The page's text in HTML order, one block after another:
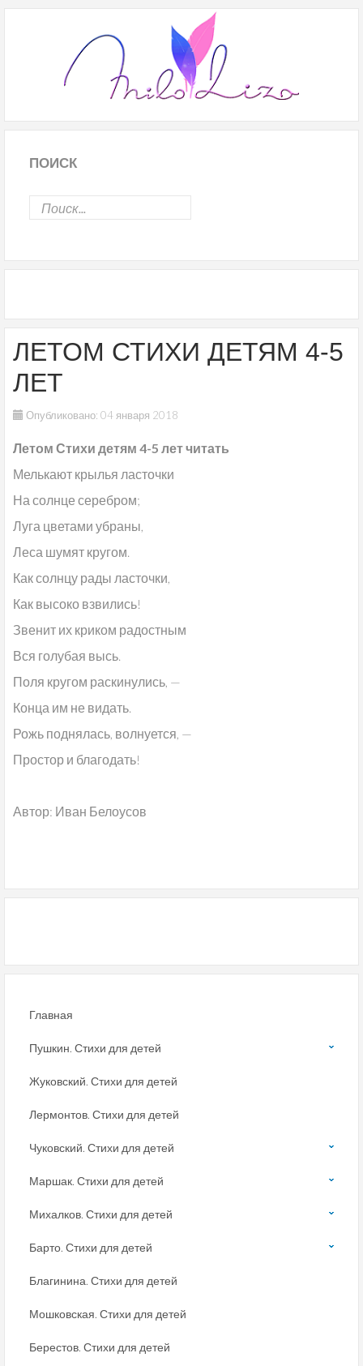
ПОИСК
ЛЕТОМ СТИХИ ДЕТЯМ 4-5
ЛЕТ
Опубликовано: 04 января 2018
Летом Стихи детям 4-5 лет читать
Мелькают крылья ласточки
На солнце серебром;
Луга цветами убраны,
Леса шумят кругом.
Как солнцу рады ласточки,
Как высоко взвились!
Звенит их криком радостным
Вся голубая высь.
Поля кругом раскинулись, —
Конца им не видать.
Рожь поднялась, волнуется, —
Простор и благодать!
Автор: Иван Белоусов
Главная
Пушкин. Стихи для детей
Жуковский. Стихи для детей
Лермонтов. Стихи для детей
Чуковский. Стихи для детей
Маршак. Стихи для детей
Михалков. Стихи для детей
Барто. Стихи для детей
Благинина. Стихи для детей
Мошковская. Стихи для детей
Берестов. Стихи для детей